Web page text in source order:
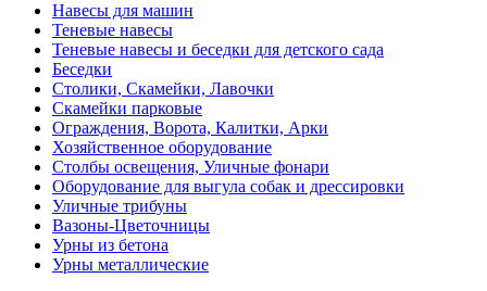
Навесы для машин
Теневые навесы
Теневые навесы и беседки для детского сада
Беседки
Столики, Скамейки, Лавочки
Скамейки парковые
Ограждения, Ворота, Калитки, Арки
Хозяйственное оборудование
Столбы освещения, Уличные фонари
Оборудование для выгула собак и дрессировки
Уличные трибуны
Вазоны-Цветочницы
Урны из бетона
Урны металлические